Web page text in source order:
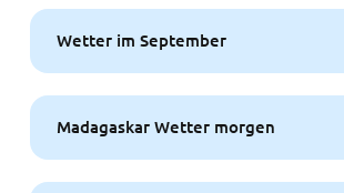
Wetter im September
Madagaskar Wetter morgen